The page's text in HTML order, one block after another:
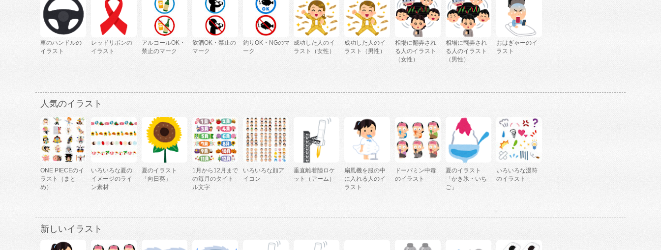
車のハンドルの
イラスト
レッドリボンの
イラスト
アルコールOK・
禁止のマーク
飲酒OK・禁止の
マーク
釣りOK・NGのマ
ーク
成功した人のイ
ラスト（女性）
成功した人のイ
ラスト（男性）
相場に翻弄され
る人のイラスト
（女性）
相場に翻弄され
る人のイラスト
（男性）
おはぎゃーのイ
ラスト
人気のイラスト
ONE PIECEのイ
ラスト（まと
め）
いろいろな夏の
イメージのライ
ン素材
夏のイラスト
「向日葵」
1月から12月まで
の毎月のタイト
ル文字
いろいろな顔ア
イコン
垂直離着陸ロケ
ット（アーム）
扇風機を服の中
に入れる人のイ
ラスト
ドーパミン中毒
のイラスト
夏のイラスト
「かき氷・いち
ご」
いろいろな漫符
のイラスト
新しいイラスト